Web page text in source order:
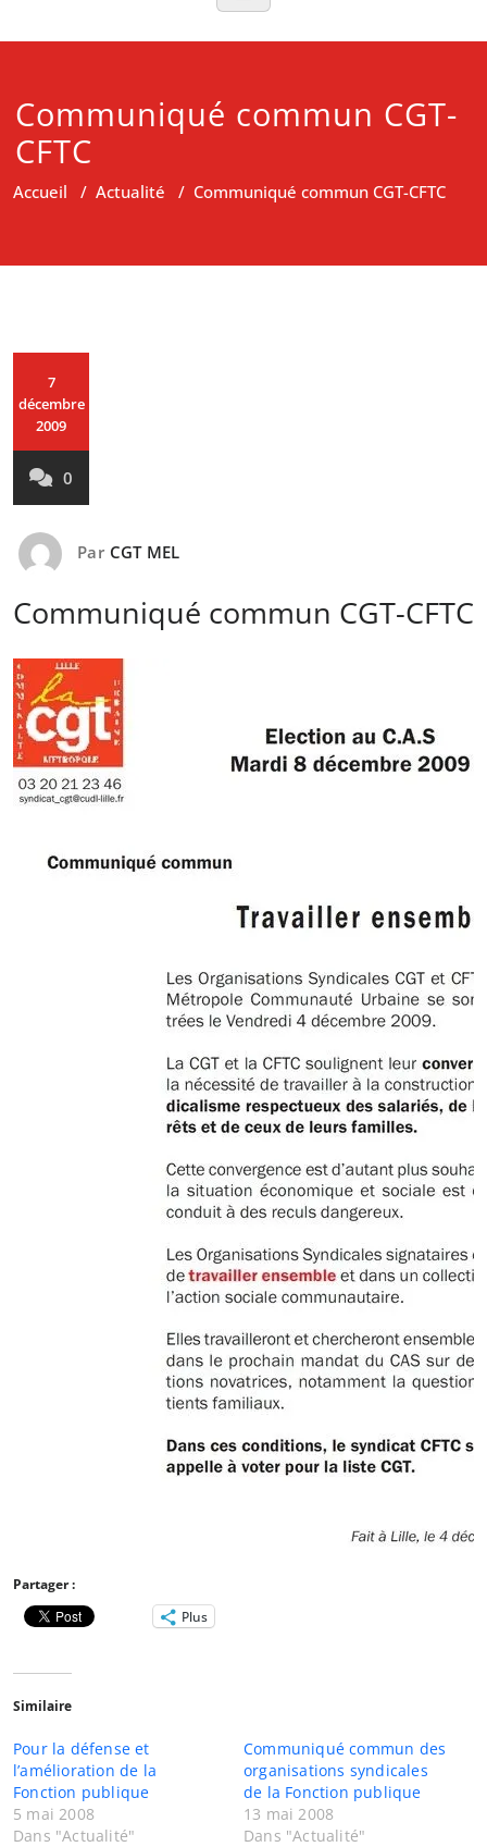
Communiqué commun CGT-
CFTC
Accueil / Actualité / Communiqué commun CGT-CFTC
7
décembre
2009
0
Par CGT MEL
Communiqué commun CGT-CFTC
Partager :
Plus
Similaire
Pour la défense et
l’amélioration de la
Fonction publique
5 mai 2008
Dans "Actualité"
Communiqué commun des
organisations syndicales
de la Fonction publique
13 mai 2008
Dans "Actualité"